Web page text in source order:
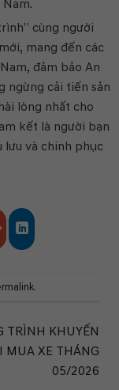
cùng người
mang đến các
đảm bảo An
ngừng cải tiến sản
lòng nhất cho
kết là người bạn
và chinh phục
.
TRÌNH KHUYẾN
MUA XE THÁNG
05/2026